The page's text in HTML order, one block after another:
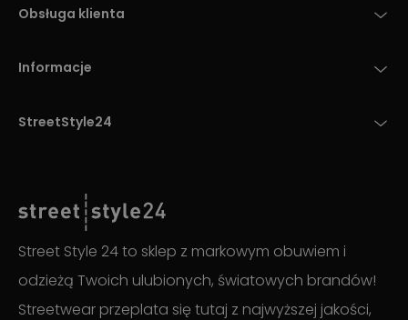
Obsługa klienta
Informacje
StreetStyle24
Street Style 24 to sklep z markowym obuwiem i
odzieżą Twoich ulubionych, światowych brandów!
Streetwear przeplata się tutaj z najwyższej jakości,